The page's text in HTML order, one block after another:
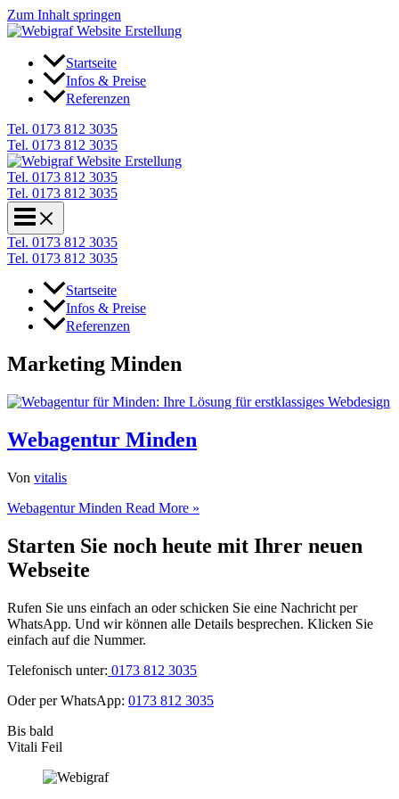
Zum Inhalt springen
Startseite
Infos & Preise
Referenzen
Tel. 0173 812 3035
Tel. 0173 812 3035
Tel. 0173 812 3035
Tel. 0173 812 3035
Tel. 0173 812 3035
Tel. 0173 812 3035
Startseite
Infos & Preise
Referenzen
Marketing Minden
Webagentur Minden
Von vitalis
Webagentur Minden Read More »
Starten Sie noch heute mit Ihrer neuen
Webseite
Rufen Sie uns einfach an oder schicken Sie eine Nachricht per
WhatsApp. Und wir können alle Details besprechen. Klicken Sie
einfach auf die Nummer.
Telefonisch unter: 0173 812 3035
Oder per WhatsApp: 0173 812 3035
Bis bald
Vitali Feil